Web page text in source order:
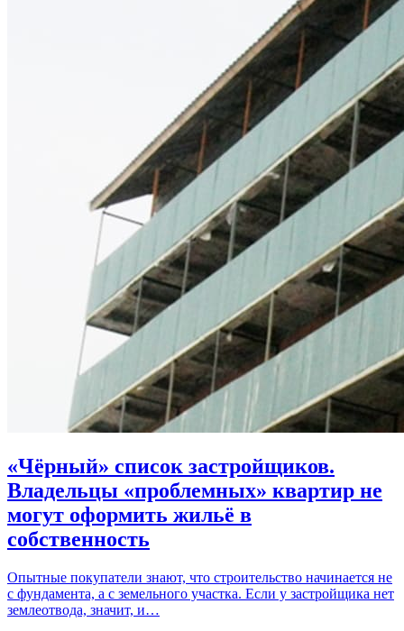
«Чёрный» список застройщиков.
Владельцы «проблемных» квартир не
могут оформить жильё в
собственность
Опытные покупатели знают, что строительство начинается не
с фундамента, а с земельного участка. Если у застройщика нет
землеотвода, значит, и…